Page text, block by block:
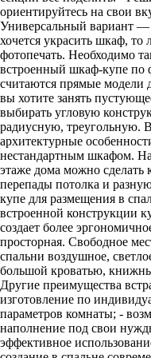
ориентируйтесь на свои
Универсальный вариант
хочется украсить шкаф,
фотопечать. Необходимо
встроенный шкаф-купе
считаются прямые модели
вы хотите занять
выбирать угловую
радиусную, треугольную.
архитектурные
нестандартным шкафом.
этаже дома можно
перепады потолка и
купе для размещения в
встроенной конструкции
создает более
просторная. Свободное
спальни воздушное,
большой кроватью,
Другие преимущества
изготовление по
параметров комнаты; -
наполнение под свои
эффективное